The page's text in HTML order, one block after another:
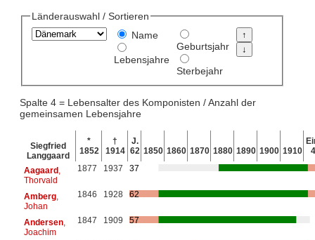
Länderauswahl / Sortieren
Name
Lebensjahre
Geburtsjahr
Sterbejahr
Spalte 4 = Lebensalter des Komponisten / Anzahl der
gemeinsamen Lebensjahre
Siegfried
Langgaard
*
1852
†
1914
J.
62 1850 1860 1870 1880 1890 1900 1910
Aagaard,
Thorvald
1877 1937 37
Amberg,
Johan
1846 1928 62
Andersen,
Joachim
1847 1909 57